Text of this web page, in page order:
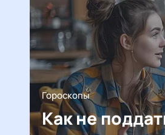
Гороскопы
Как не